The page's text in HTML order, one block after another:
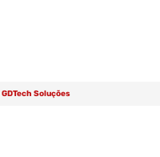
GDTech Soluções